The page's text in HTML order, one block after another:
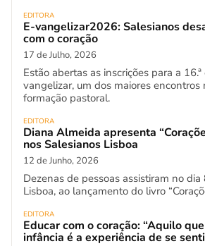
EDITORA
E-vangelizar2026: Salesianos
com o coração
17 de Julho, 2026
Estão abertas as inscrições para a
vangelizar, um dos maiores encontros
formação pastoral.
EDITORA
Diana Almeida apresenta
nos Salesianos Lisboa
12 de Junho, 2026
Dezenas de pessoas assistiram no
Lisboa, ao lançamento do livro
EDITORA
Educar com o coração: “Aquilo
infância é a experiência de se